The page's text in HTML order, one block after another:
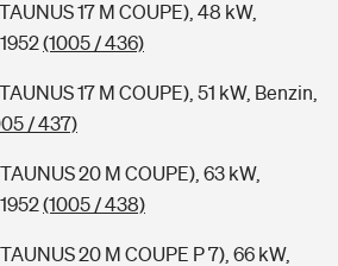
17 M COUPE), 48 kW,
(1005 / 436)
17 M COUPE), 51 kW, Benzin,
/ 437)
20 M COUPE), 63 kW,
(1005 / 438)
20 M COUPE P 7), 66 kW,